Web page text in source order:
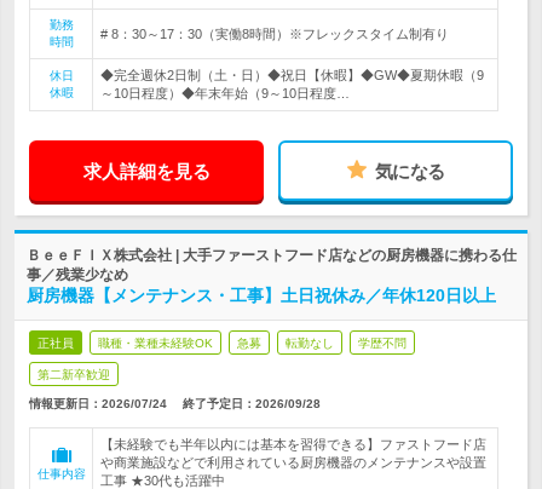
勤務
時間
# 8：30～17：30（実働8時間）※フレックスタイム制有り
休日
休暇
◆完全週休2日制（土・日）◆祝日【休暇】◆GW◆夏期休暇（9
～10日程度）◆年末年始（9～10日程度…
求人詳細を見る 気になる
ＢｅｅＦＩＸ株式会社 | 大手ファーストフード店などの厨房機器に携わる仕
事／残業少なめ
厨房機器【メンテナンス・工事】土日祝休み／年休120日以上
正社員 職種・業種未経験OK 急募 転勤なし 学歴不問
第二新卒歓迎
情報更新日：2026/07/24 終了予定日： 2026/09/28
仕事内容
【未経験でも半年以内には基本を習得できる】ファストフード店
や商業施設などで利用されている厨房機器のメンテナンスや設置
工事 ★30代も活躍中